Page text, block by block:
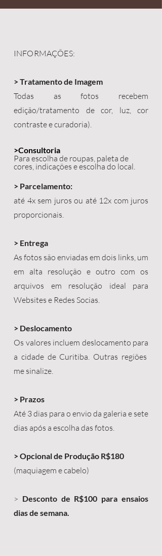
INFORMAÇÕES:
> Tratamento de Imagem
Todas as fotos recebem
edição/tratamento de cor, luz, cor
contraste e curadoria).
>Consultoria
Para escolha de roupas, paleta de
cores, indicações e escolha do local.
> Parcelamento:
até 4x sem juros ou até 12x com juros
proporcionais.
> Entrega
As fotos são enviadas em dois links, um
em alta resolução e outro com os
arquivos em resolução ideal para
Websites e Redes Socias.
> Deslocamento
Os valores incluem deslocamento para
a cidade de Curitiba. Outras regiões
me sinalize.
> Prazos
Até 3 dias para o envio da galeria e sete
dias após a escolha das fotos.
> Opcional de Produção R$180
(maquiagem e cabelo)
> Desconto de R$100 para ensaios
dias de semana.